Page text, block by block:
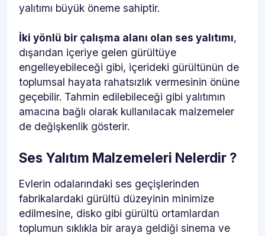
yalıtımı büyük öneme sahiptir.
İki yönlü bir çalışma alanı olan ses yalıtımı,
dışarıdan içeriye gelen gürültüye
engelleyebileceği gibi, içerideki gürültünün de
toplumsal hayata rahatsızlık vermesinin önüne
geçebilir. Tahmin edilebileceği gibi yalıtımın
amacına bağlı olarak kullanılacak malzemeler
de değişkenlik gösterir.
Ses Yalıtım Malzemeleri Nelerdir ?
Evlerin odalarındaki ses geçişlerinden
fabrikalardaki gürültü düzeyinin minimize
edilmesine, disko gibi gürültü ortamlardan
toplumun sıklıkla bir araya geldiği sinema ve